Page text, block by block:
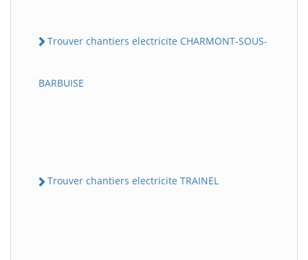
Trouver chantiers electricite CHARMONT-SOUS-
BARBUISE
Trouver chantiers electricite TRAINEL